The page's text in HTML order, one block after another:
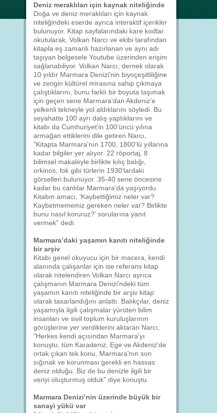
Deniz meraklıları için kaynak niteliğinde
Doğa ve deniz meraklıları için kaynak
niteliğindeki eserde ayrıca interaktif içerikler
bulunuyor. Kitap sayfalarındaki kare kodlar
okutularak, Volkan Narcı ve ekibi tarafından
kitapla eş zamanlı hazırlanan ve aynı adı
taşıyan belgesele Youtube üzerinden erişim
sağlanabiliyor. Volkan Narcı, dernek olarak
10 yıldır Marmara Denizi'nin biyoçeşitliliğine
ve zengin kültürel mirasına sahip çıkmaya
çalıştıklarını, bunu farklı bir boyuta taşımak
için geçen sene Marmara'dan Akdeniz'e
yelkenli tekneyle yol aldıklarını söyledi. Bu
seyahatte 100 ayrı dalış yaptıklarını ve
kitabı da Cumhuriyet'in 100’üncü yılına
armağan ettiklerini dile getiren Narcı,
"Kitapta Marmara'nın 1700, 1800'lü yıllarına
kadar bilgiler yer alıyor. 22 röportaj, 8
bilimsel makaleyle birlikte kılıç balığı,
orkinos, fok gibi türlerin 1930'lardaki
görselleri bulunuyor. 35-40 sene öncesine
kadar bu canlılar Marmara'da yaşıyordu.
Kitabın amacı, 'Kaybettiğimiz neler var?
Kaybetmememiz gereken neler var? Birlikte
bunu nasıl koruruz?' sorularına yanıt
vermek" dedi.
Marmara’daki yaşamın kanıtı niteliğinde
bir arşiv
Kitabı genel okuyucu için bir macera, kendi
alanında çalışanlar için ise referans kitap
olarak nitelendiren Volkan Narcı ayrıca
çalışmanın Marmara Denizi'ndeki tüm
yaşamın kanıtı niteliğinde bir arşiv kitap
olarak tasarlandığını anlattı. Balıkçılar, deniz
yaşamıyla ilgili çalışmalar yürüten bilim
insanları ve sivil toplum kuruluşlarının
görüşlerine yer verdiklerini aktaran Narcı,
"Herkes kendi açısından Marmara'yı
konuştu, tüm Karadeniz, Ege ve Akdeniz'de
ortak çıkan tek konu, Marmara'nın son
sığınak ve korunması gerekli en hassas
deniz olduğu. Biz de bu denizle ilgili bir
veriyi oluşturmuş olduk" diye konuştu.
Marmara Denizi’nin üzerinde büyük bir
sanayi yükü var